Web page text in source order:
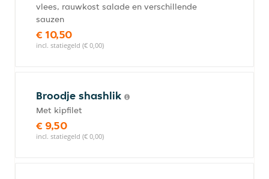
vlees, rauwkost salade en verschillende
sauzen
€ 10,50
incl. statiegeld (€ 0,00)
Broodje shashlik
Met kipfilet
€ 9,50
incl. statiegeld (€ 0,00)